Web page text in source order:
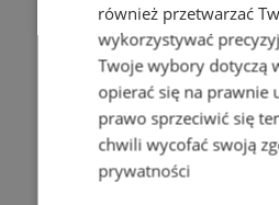
również przetwarzać
wykorzystywać
Twoje wybory dotyczą
opierać się na prawnie
prawo sprzeciwić się
chwili wycofać swoją
prywatności